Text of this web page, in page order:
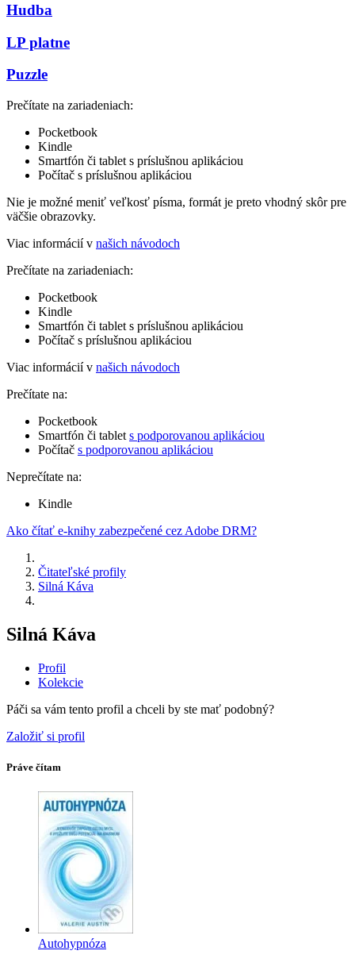
Hudba
LP platne
Puzzle
Prečítate na zariadeniach:
Pocketbook
Kindle
Smartfón či tablet s príslušnou aplikáciou
Počítač s príslušnou aplikáciou
Nie je možné meniť veľkosť písma, formát je preto vhodný skôr pre
väčšie obrazovky.
Viac informácií v našich návodoch
Prečítate na zariadeniach:
Pocketbook
Kindle
Smartfón či tablet s príslušnou aplikáciou
Počítač s príslušnou aplikáciou
Viac informácií v našich návodoch
Prečítate na:
Pocketbook
Smartfón či tablet s podporovanou aplikáciou
Počítač s podporovanou aplikáciou
Neprečítate na:
Kindle
Ako čítať e-knihy zabezpečené cez Adobe DRM?
Čitateľské profily
Silná Káva
Silná Káva
Profil
Kolekcie
Páči sa vám tento profil a chceli by ste mať podobný?
Založiť si profil
Práve čítam
Autohypnóza